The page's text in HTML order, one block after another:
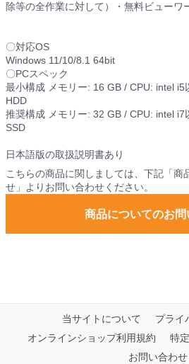
除等の全作業に対して）・無料ビューワ
〇対応OS
Windows 11/10/8.1 64bit
〇PCスペック
最小構成 メモリー: 16 GB / CPU: intel i5
HDD
推奨構成 メモリー: 32 GB / CPU: intel i7
SSD
日本語版の取扱説明書あり
こちらの商品に関しましては、下記「商
せ」よりお問い合わせください。
商品についてのお
当サイトについて
プライ
オンラインショップ利用規約
特
お問い合わせ